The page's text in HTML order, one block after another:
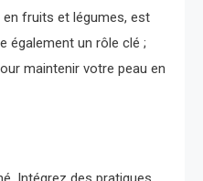
en fruits et légumes, est
également un rôle clé ;
maintenir votre peau en